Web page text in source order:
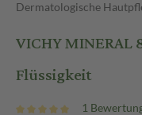
Dermatologische
VICHY MINERAL
Flüssigkeit
1